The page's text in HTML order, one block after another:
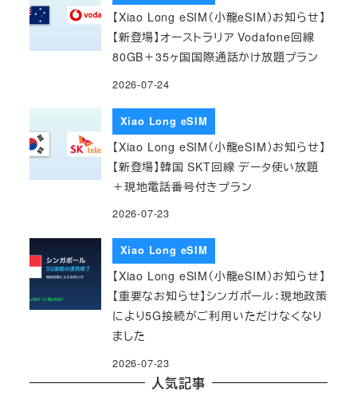
【Xiao Long eSIM（小龍eSIM）お知らせ】
【新登場】オーストラリア Vodafone回線
80GB＋35ヶ国国際通話かけ放題プラン
2026-07-24
Xiao Long eSIM
【Xiao Long eSIM（小龍eSIM）お知らせ】
【新登場】韓国 SKT回線 データ使い放題
＋現地電話番号付きプラン
2026-07-23
Xiao Long eSIM
【Xiao Long eSIM（小龍eSIM）お知らせ】
【重要なお知らせ】シンガポール：現地政策
により5G接続がご利用いただけなくなり
ました
2026-07-23
人気記事